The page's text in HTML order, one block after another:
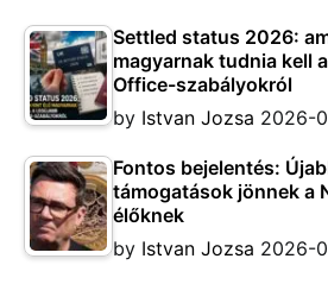
Settled status 2026:
magyarnak tudnia kell
Office-szabályokról
by Istvan Jozsa 2026-
Fontos bejelentés:
támogatások jönnek a
élőknek
by Istvan Jozsa 2026-